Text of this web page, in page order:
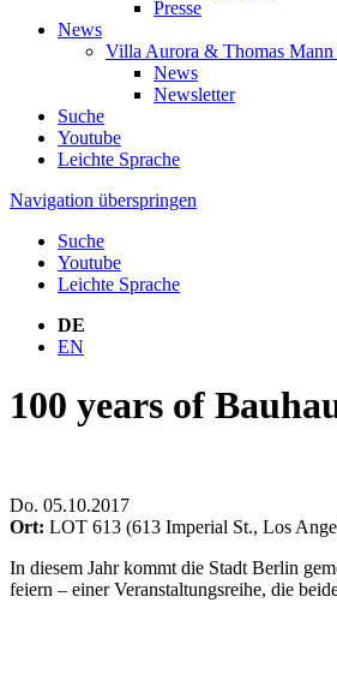
Presse
News
Villa Aurora & Thomas Mann
News
Newsletter
Suche
Youtube
Leichte Sprache
Navigation überspringen
Suche
Youtube
Leichte Sprache
DE
EN
100 years of
Do. 05.10.2017
Ort: LOT 613 (613 Imperial St., Los
In diesem Jahr kommt die Stadt Berlin
feiern – einer Veranstaltungsreihe, die